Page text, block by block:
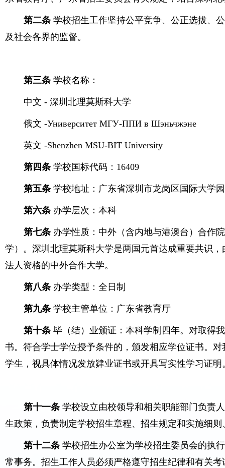
第二条学校招生工作坚持公平竞争、公正选拔、
及社会各界的监督。
第三条学校名称：
中文 - 深圳北理莫斯科大学
俄文 -Университет МГУ-ППИ в Шэньчжэне
英文 -Shenzhen MSU-BIT University
第四条学校国标代码：16409
第五条学校地址：广东省深圳市龙岗区国际大学
第六条 办学层次：本科
第七条 办学性质：中外（含内地与港澳台）合作
学）。深圳北理莫斯科大学是两国元首达成重要共识
法人资格的中外合作大学。
第八条 办学类型：全日制
第九条学校主管单位：广东省教育厅
第十条毕（结）业颁证：本科学制四年。对取得
书。符合学士学位授予条件的，颁发相应学位证书。
学生，视具体情况发放肄业证书或开具写实性学习证明
第十一条学校设立由校领导和相关职能部门负责
生政策，负责制定学校招生章程、招生规定和实施细
第十二条学校招生办公室为学校招生委员会的执
常事务。招生工作人员必须严格遵守招生纪律和有关